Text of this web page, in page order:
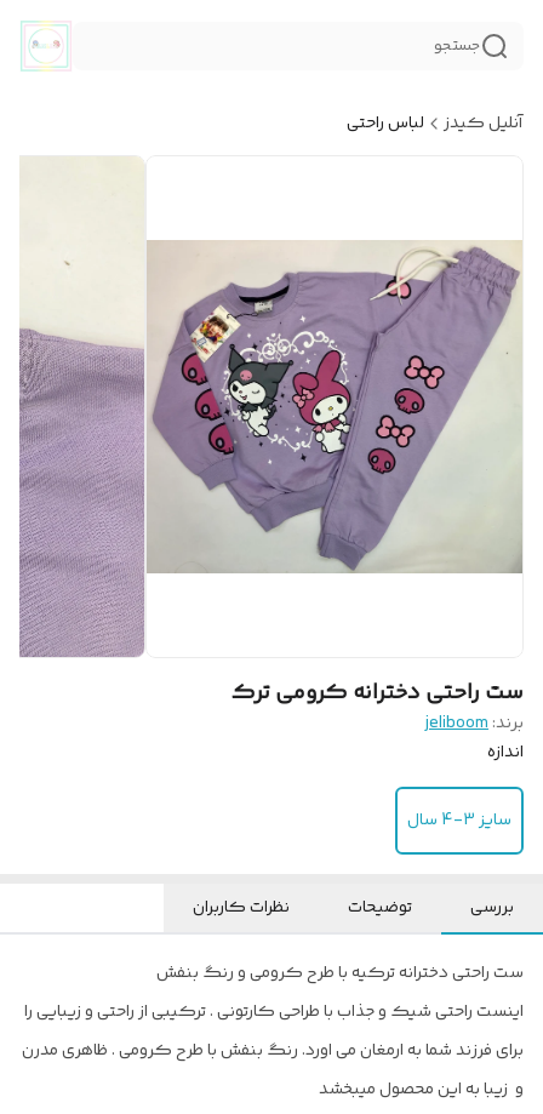
جستجو
آنلیل کیدز لباس راحتی
ست راحتی دخترانه کرومی ترک
برند:jeliboom
اندازه
سایز 3-4 سال
بررسی توضیحات نظرات کاربران
ست راحتی دخترانه ترکیه با طرح کرومی و رنگ بنفش
اینست راحتی شیک و جذاب با طراحی کارتونی . ترکیبی از راحتی و زیبایی را
برای فرزند شما به ارمغان می اورد. رنگ بنفش با طرح کرومی . ظاهری مدرن
و زیبا به این محصول میبخشد